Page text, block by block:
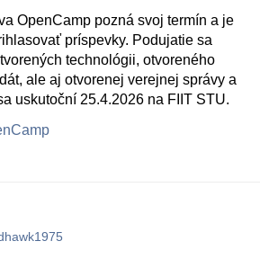
OpenCamp pozná svoj termín a je
príspevky. Podujatie sa
technológii, otvoreného
ale aj otvorenej verejnej správy a
uskutoční 25.4.2026 na FIIT STU.